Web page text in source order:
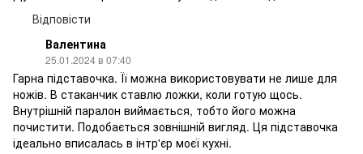
Відповісти
Валентина
25.01.2024 в 07:40
Гарна підставочка. Її можна використовувати не лише для
ножів. В стаканчик ставлю ложки, коли готую щось.
Внутрішній паралон виймається, тобто його можна
почистити. Подобається зовнішній вигляд. Ця підставочка
ідеально вписалась в інтр'єр моєї кухні.